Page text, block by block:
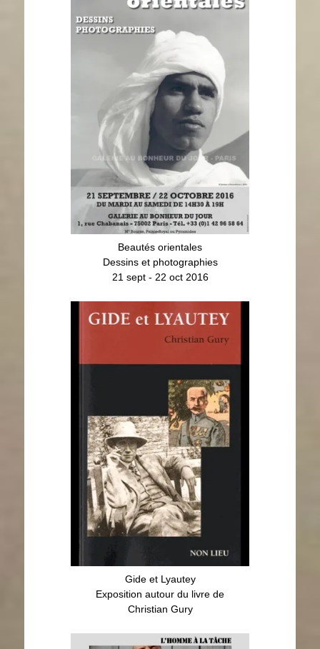
Beautés orientales
Dessins et photographies
21 sept - 22 oct 2016
21 sept - 22 oct 2016
Gide et Lyautey
Exposition autour du livre de
Christian Gury
Gide et Lyautey
Exposition autour du livre de
Christian Gury
Dur Labeur